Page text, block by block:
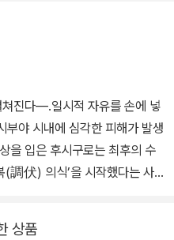
진다―.일시적 자유를 손에 넣
부야 시내에 심각한 피해가 발생
을 입은 후시구로는 최후의 수
(調伏) 의식’을 시작했다는 사실
상품